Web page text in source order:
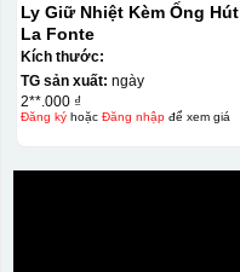
Ly Giữ Nhiệt Kèm Ống Hút
La Fonte
Kích thước:
TG sản xuất: ngày
2**.000 ₫
Đăng kýhoặc Đăng nhậpđể xem giá